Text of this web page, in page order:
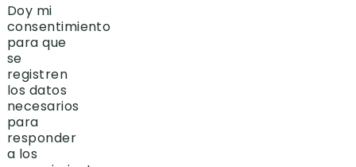
Doy mi
consentimiento
para que
se
registren
los datos
necesarios
para
responder
a los